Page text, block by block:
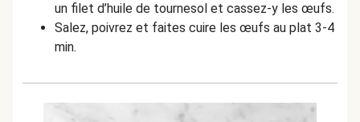
un filet d’huile de tournesol et cassez-y les œufs.
Salez, poivrez et faites cuire les œufs au plat 3-4
min.